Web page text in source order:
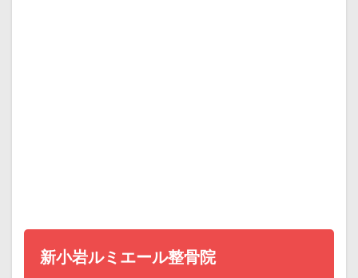
新小岩ルミエール整骨院